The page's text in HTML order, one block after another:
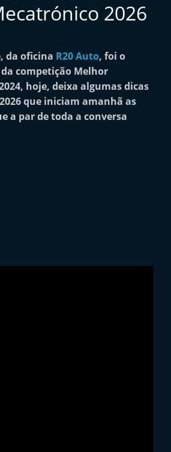
r
n
l
i
n
d
e
2026
da oficina R20 Auto, foi o
competição Melhor
hoje, deixa algumas dicas
que iniciam amanhã as
a par de toda a conversa